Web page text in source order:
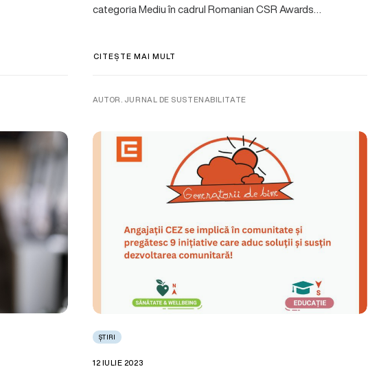
categoria Mediu în cadrul Romanian CSR Awards…
CITEȘTE MAI MULT
AUTOR. JURNAL DE SUSTENABILITATE
ȘTIRI
12 IULIE 2023